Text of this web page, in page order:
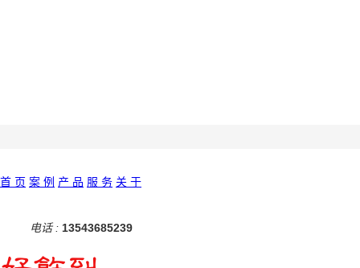
首 页 案 例 产 品 服 务 关 于
电话 : 13543685239